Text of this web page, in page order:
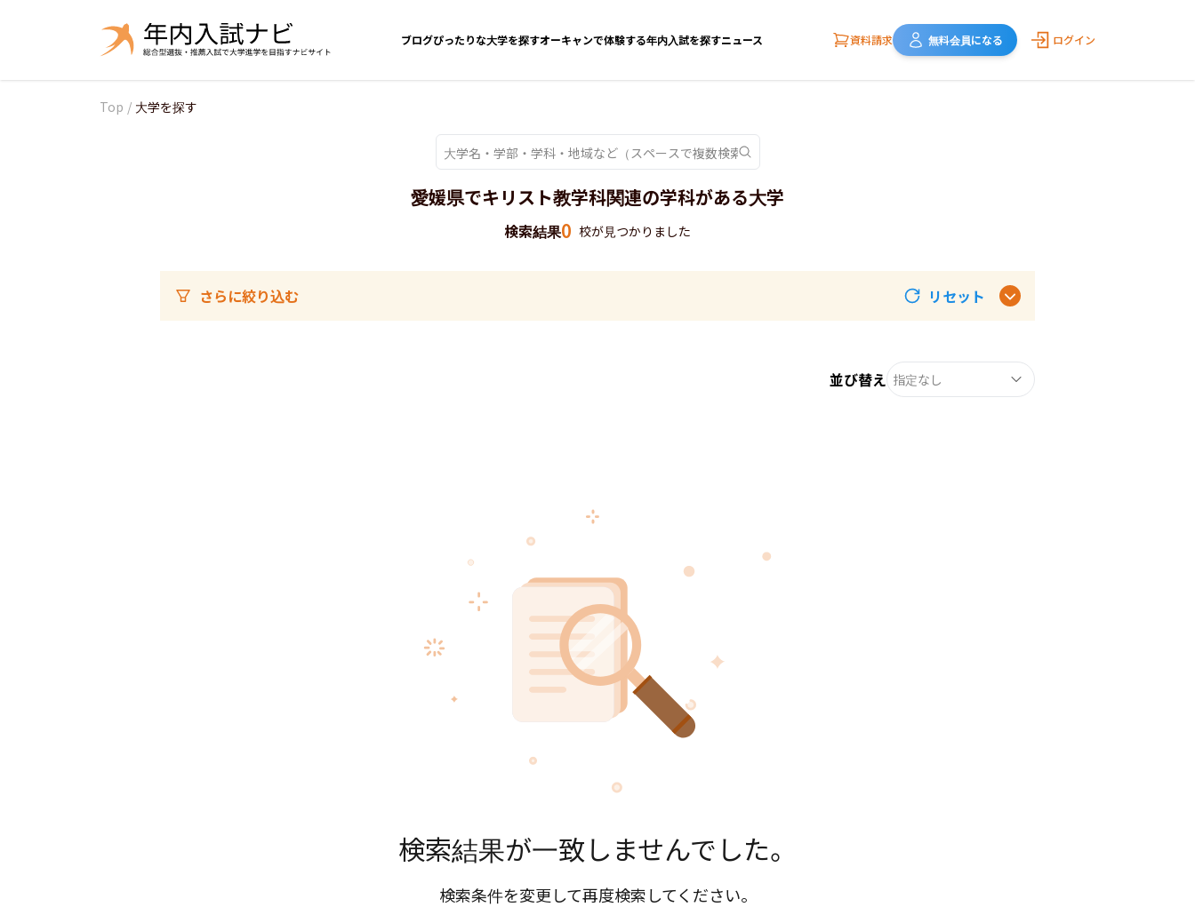
ブログぴったりな大学を探すオーキャンで体験する年内入試を探すニュース 資料請求 無料会員になる ログイン
Top / 大学を探す
愛媛県でキリスト教学科関連の学科がある大学
検索結果0 校が見つかりました
さらに絞り込む リセット
並び替え 指定なし
検索結果が一致しませんでした。
検索条件を変更して再度検索してください。